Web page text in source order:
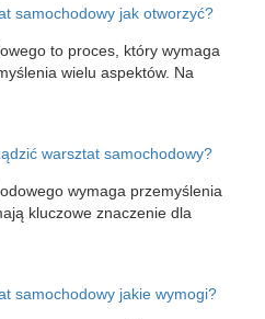
samochodowy jak otworzyć?
to proces, który wymaga
wielu aspektów. Na
warsztat samochodowy?
wymaga przemyślenia
kluczowe znaczenie dla
samochodowy jakie wymogi?